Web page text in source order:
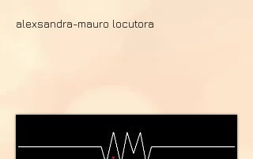
alexsandra-mauro locutora